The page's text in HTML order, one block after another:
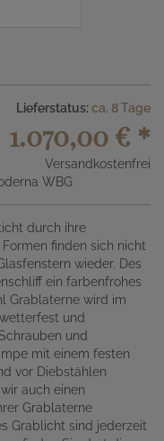
Lieferstatus: ca. 8 Tage
1.070,00 € *
Versandkostenfrei
WBG
durch ihre
finden sich nicht
wieder. Des
ein farbenfrohes
Grablaterne wird im
und
und
mit einem festen
vor Diebstählen
auch einen
Grablaterne
Grablicht sind jederzeit